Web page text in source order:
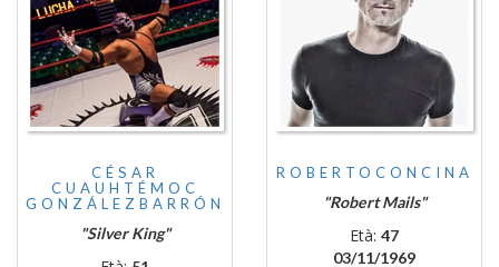
CÉSAR
CUAUHTÉMOC
GONZÁLEZBARRÓN
"Silver King"
ROBERTOCONCINA
"Robert Mails"
Età: 47
03/11/1969